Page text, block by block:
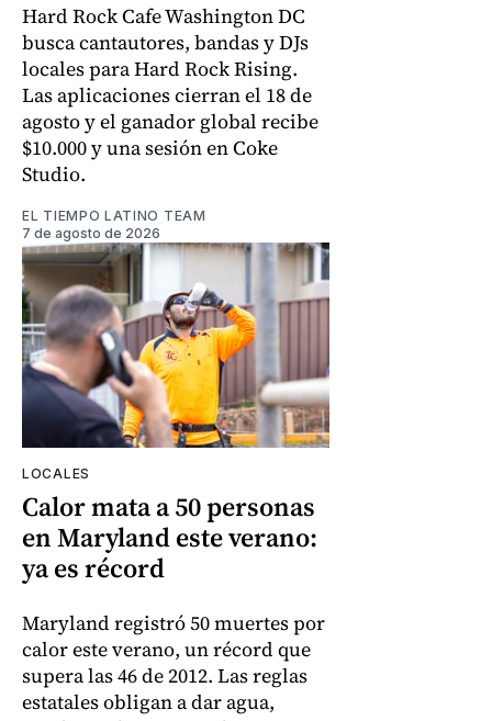
Hard Rock Cafe Washington DC
busca cantautores, bandas y DJs
locales para Hard Rock Rising.
Las aplicaciones cierran el 18 de
agosto y el ganador global recibe
$10.000 y una sesión en Coke
Studio.
EL TIEMPO LATINO TEAM
7 de agosto de 2026
LOCALES
Calor mata a 50 personas
en Maryland este verano:
ya es récord
Maryland registró 50 muertes por
calor este verano, un récord que
supera las 46 de 2012. Las reglas
estatales obligan a dar agua,